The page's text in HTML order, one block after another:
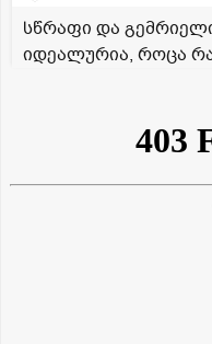
სწრაფი და
იდეალურია, როცა